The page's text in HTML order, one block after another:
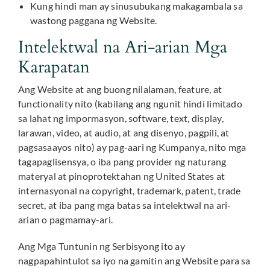
Kung hindi man ay sinusubukang makagambala sa
wastong paggana ng Website.
Intelektwal na Ari-arian Mga
Karapatan
Ang Website at ang buong nilalaman, feature, at
functionality nito (kabilang ang ngunit hindi limitado
sa lahat ng impormasyon, software, text, display,
larawan, video, at audio, at ang disenyo, pagpili, at
pagsasaayos nito) ay pag-aari ng Kumpanya, nito mga
tagapaglisensya, o iba pang provider ng naturang
materyal at pinoprotektahan ng United States at
internasyonal na copyright, trademark, patent, trade
secret, at iba pang mga batas sa intelektwal na ari-
arian o pagmamay-ari.
Ang Mga Tuntunin ng Serbisyong ito ay
nagpapahintulot sa iyo na gamitin ang Website para sa